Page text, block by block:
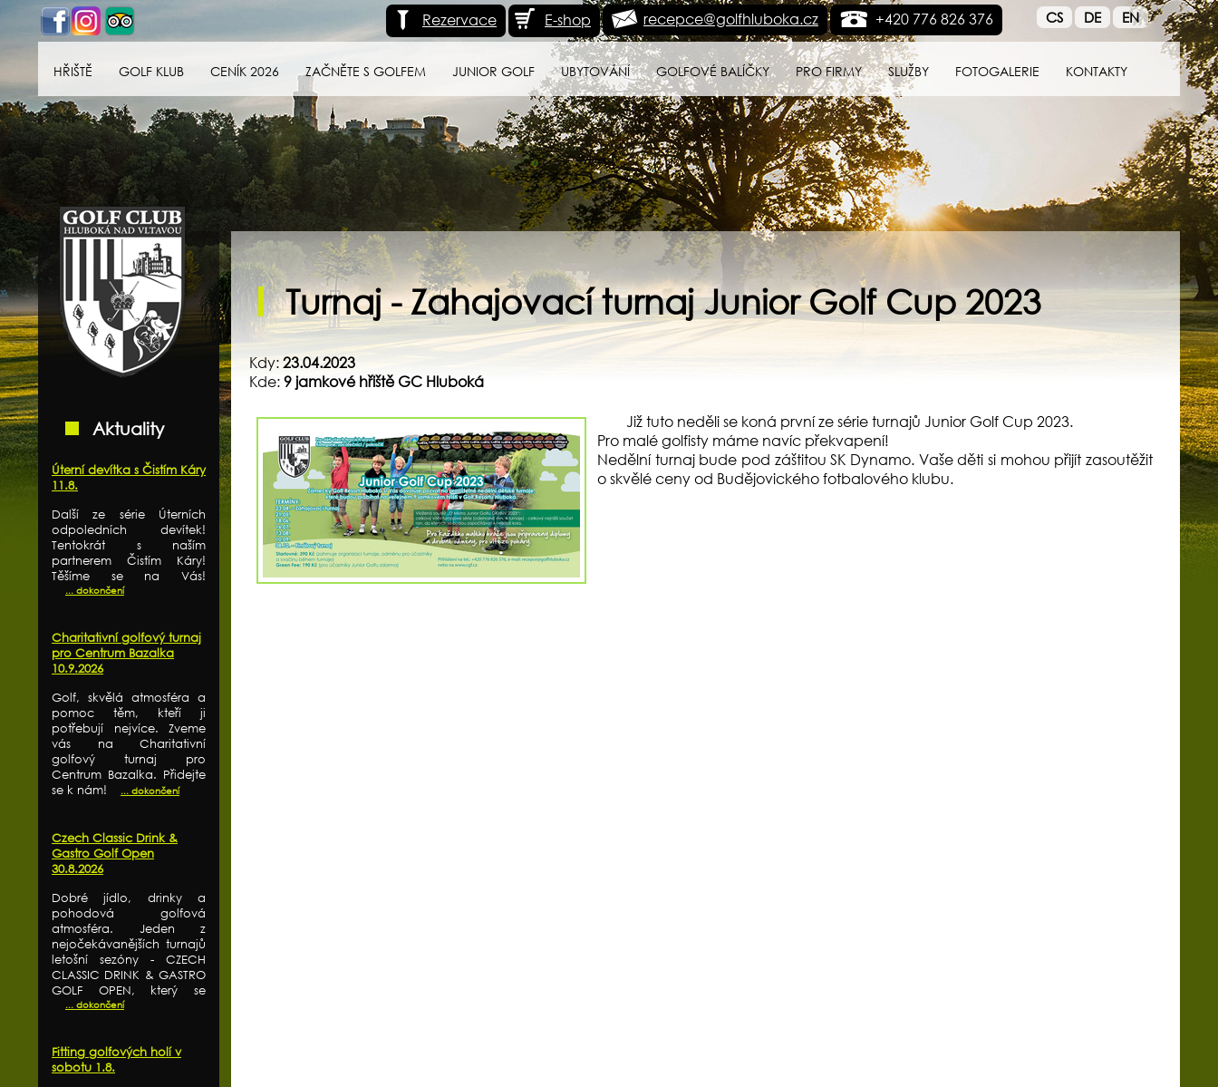
CS DE EN
+420 776 826 376
recepce@golfhluboka.cz
E-shop
Rezervace
HŘIŠTĚ GOLF KLUB CENÍK 2026 ZAČNĚTE S GOLFEM JUNIOR GOLF UBYTOVÁNÍ GOLFOVÉ BALÍČKY PRO FIRMY SLUŽBY FOTOGALERIE KONTAKTY
Golf klub Hluboká
nad Vltavou
Aktuality
Úterní devítka s Čistím Káry
11.8.
Další ze série Úterních
odpoledních devítek!
Tentokrát s naším
partnerem Čistím Káry!
Těšíme se na Vás!
... dokončení
Charitativní golfový turnaj
pro Centrum Bazalka
10.9.2026
Golf, skvělá atmosféra a
pomoc těm, kteří ji
potřebují nejvíce. Zveme
vás na Charitativní
golfový turnaj pro
Centrum Bazalka. Přidejte
se k nám!
... dokončení
Czech Classic Drink &
Gastro Golf Open
30.8.2026
Dobré jídlo, drinky a
pohodová golfová
atmosféra. Jeden z
nejočekávanějších turnajů
letošní sezóny - CZECH
CLASSIC DRINK & GASTRO
GOLF OPEN, který se
... dokončení
Fitting golfových holí v
sobotu 1.8.
Turnaj - Zahajovací turnaj Junior Golf Cup 2023
Kdy:23.04.2023
Kde:9 jamkové hřiště GC Hluboká
Již tuto neděli se koná první ze série turnajů Junior Golf Cup 2023.
Pro malé golfisty máme navíc překvapení!
Nedělní turnaj bude pod záštitou SK Dynamo. Vaše děti si mohou přijít zasoutěžit
o skvělé ceny od Budějovického fotbalového klubu.